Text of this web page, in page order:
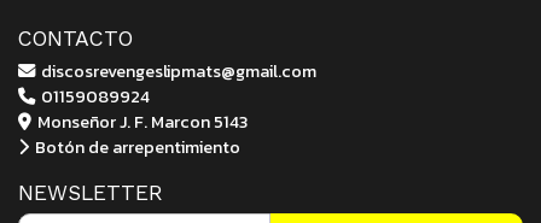
CONTACTO
discosrevengeslipmats@gmail.com
01159089924
Monseñor J. F. Marcon 5143
Botón de arrepentimiento
NEWSLETTER